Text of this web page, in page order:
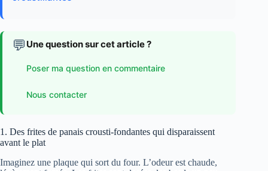
💬 Une question sur cet article ?
Poser ma question en commentaire
Nous contacter
1. Des frites de panais crousti-fondantes qui disparaissent
avant le plat
Imaginez une plaque qui sort du four. L’odeur est chaude,